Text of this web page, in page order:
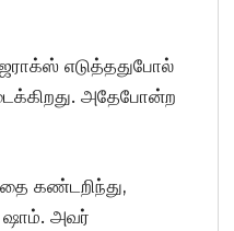
எடுத்ததுபோல்
அதேபோன்ற
கண்டறிந்து,
ஷாம். அவர்